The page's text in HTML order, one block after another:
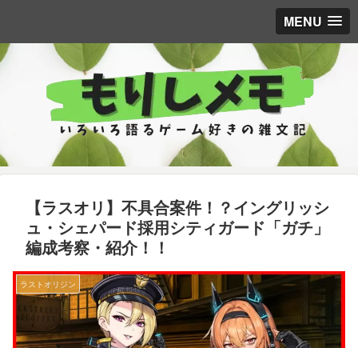
MENU
【ラスオリ】不具合案件！？イングリッシ
ュ・シェパード採用シティガード「ガチ」
編成考察・紹介！！
ラストオリジン